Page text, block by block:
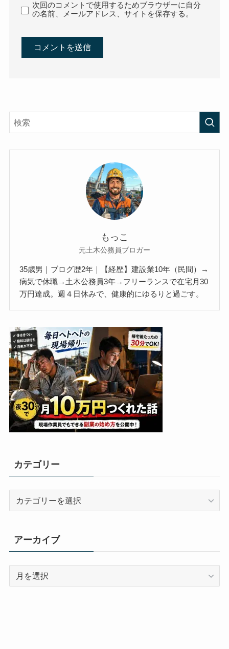
次回のコメントで使用するためブラウザーに自分
の名前、メールアドレス、サイトを保存する。
もっこ
元土木公務員ブロガー
35歳男｜ブログ歴2年｜【経歴】建設業10年（民間）→
病気で休職→土木公務員3年→フリーランスで在宅月30
万円達成。週４日休みで、健康的にゆるりと過ごす。
カテゴリー
ー
アーカイブ